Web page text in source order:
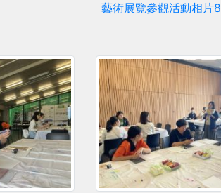
藝術展覽參觀活動相片8